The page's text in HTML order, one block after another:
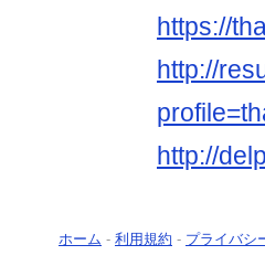
https://
http://
http://
ホーム - 利用規約 - プライバシ